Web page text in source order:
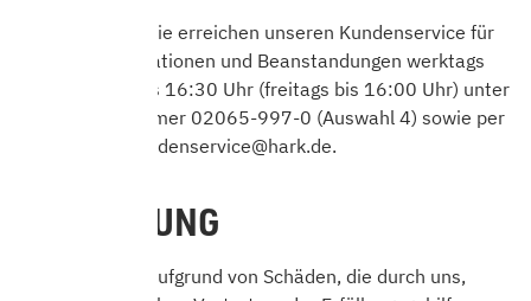
Kundendienst: Sie erreichen unseren Kundenservice für
Fragen, Reklamationen und Beanstandungen werktags
von 8:00 Uhr bis 16:30 Uhr (freitags bis 16:00 Uhr) unter
der Telefonnummer 02065-997-0 (Auswahl 4) sowie per
E-Mail unter kundenservice@hark.de.
11. HAFTUNG
Für Ansprüche aufgrund von Schäden, die durch uns,